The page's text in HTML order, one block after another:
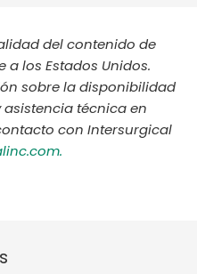
del contenido de
los Estados Unidos.
sobre la disponibilidad
técnica en
con Intersurgical